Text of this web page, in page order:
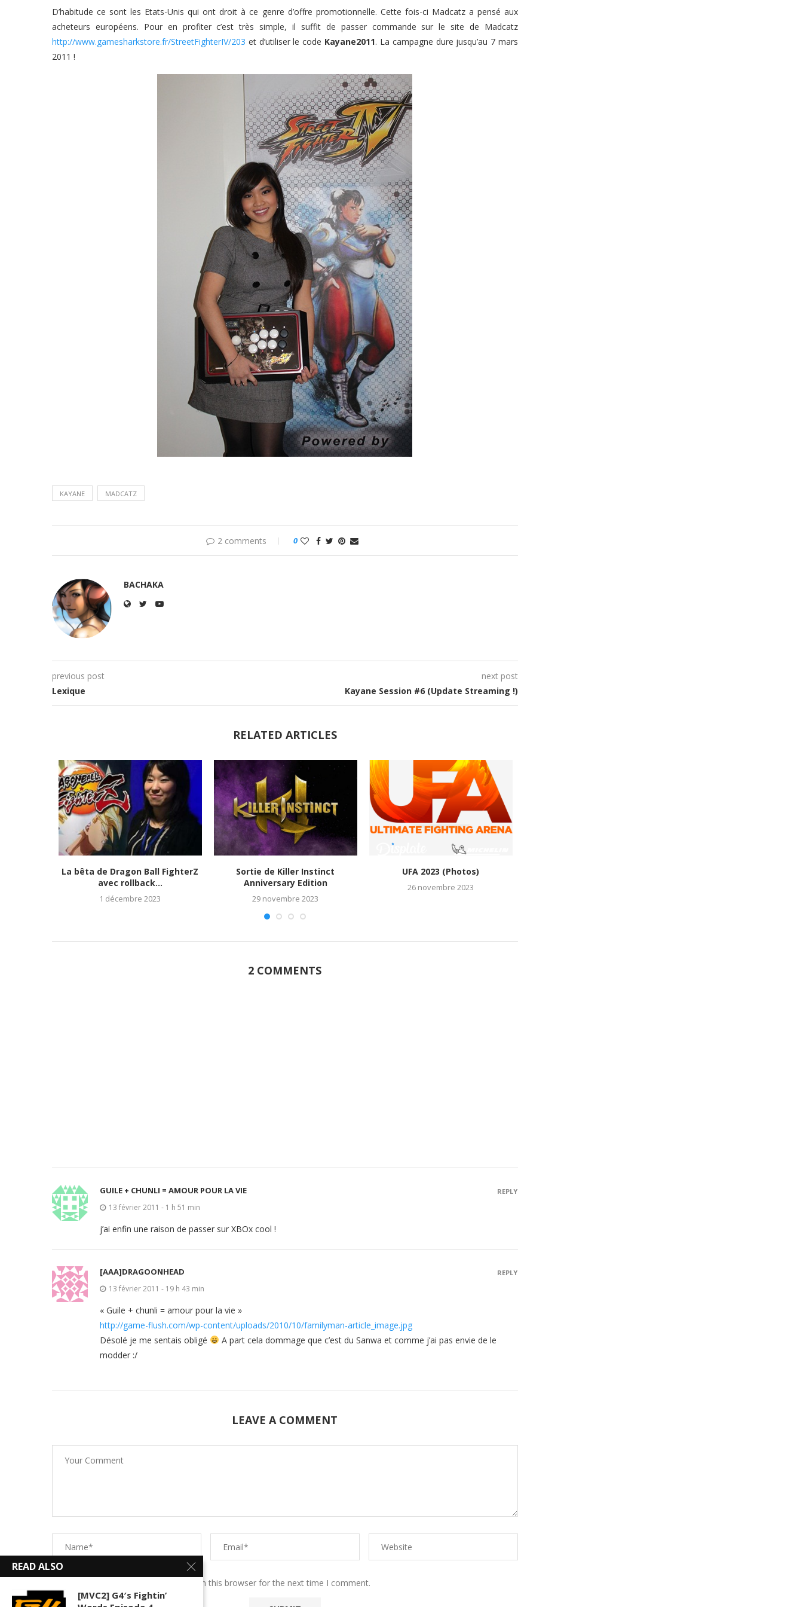
D’habitude ce sont les Etats-Unis qui ont droit à ce genre d’offre promotionnelle. Cette fois-ci Madcatz a pensé aux
acheteurs européens. Pour en profiter c’est très simple, il suffit de passer commande sur le site de Madcatz
http://www.gamesharkstore.fr/StreetFighterIV/203 et d’utiliser le code Kayane2011. La campagne dure jusqu’au 7 mars
2011 !
KAYANE MADCATZ
2 comments 0
BACHAKA
previous post
Lexique
next post
Kayane Session #6 (Update Streaming !)
RELATED ARTICLES
La bêta de Dragon Ball FighterZ
avec rollback...
1 décembre 2023
Sortie de Killer Instinct
Anniversary Edition
29 novembre 2023
UFA 2023 (Photos)
26 novembre 2023
2 COMMENTS
GUILE + CHUNLI = AMOUR POUR LA VIE
13 février 2011 - 1 h 51 min
j’ai enfin une raison de passer sur XBOx cool !
REPLY
[AAA]DRAGOONHEAD
13 février 2011 - 19 h 43 min
« Guile + chunli = amour pour la vie »
http://game-flush.com/wp-content/uploads/2010/10/familyman-article_image.jpg
Désolé je me sentais obligé
A part cela dommage que c’est du Sanwa et comme j’ai pas envie de le
modder :/
REPLY
LEAVE A COMMENT
Save my name, email, and website in this browser for the next time I comment.
READ ALSO
[MVC2] G4′s Fightin’